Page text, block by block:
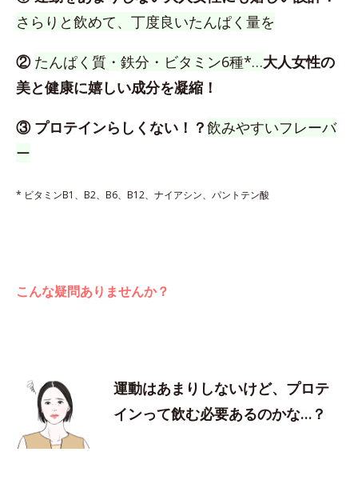
さらりと飲めて、丁度良いたんぱく量を
② たんぱく質・鉄分・ビタミン6種*…大人女性の
美と健康に嬉しい成分を凝縮！
③ プロテインらしくない！？飲みやすいフレーバ
ー
* ビタミンB1、B2、B6、B12、ナイアシン、パントテン酸
こんな疑問ありませんか？
運動はあまりしないけど、プロテ
インって飲む必要あるのかな…？